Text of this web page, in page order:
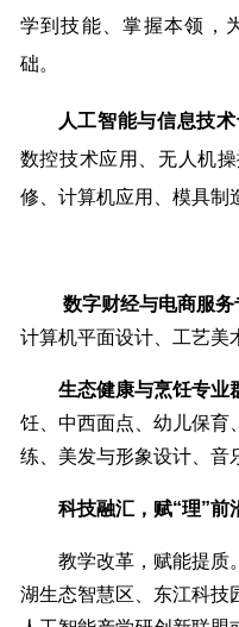
学到技能、掌握本领，
础。
人工智能与信息技术
数控技术应用、无人机
修、计算机应用、模具制
数字财经与电商服务
计算机平面设计、工艺美
生态健康与烹饪专业
饪、中西面点、幼儿保育
练、美发与形象设计、音
科技融汇，赋“理”前
教学改革，赋能提质
湖生态智慧区、东江科技